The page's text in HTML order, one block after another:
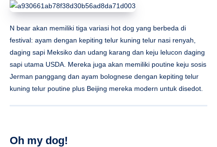
N bear akan memiliki tiga variasi hot dog yang berbeda di
festival: ayam dengan kepiting telur kuning telur nasi renyah,
daging sapi Meksiko dan udang karang dan keju lelucon daging
sapi utama USDA. Mereka juga akan memiliki poutine keju sosis
Jerman panggang dan ayam bolognese dengan kepiting telur
kuning telur poutine plus Beijing mereka modern untuk disedot.
Oh my dog!